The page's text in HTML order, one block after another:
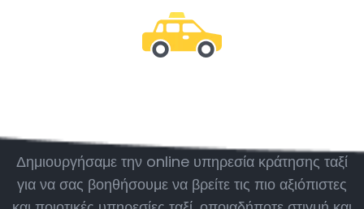
Δημιουργήσαμε την online υπηρεσία κράτησης ταξί
για να σας βοηθήσουμε να βρείτε τις πιο αξιόπιστες